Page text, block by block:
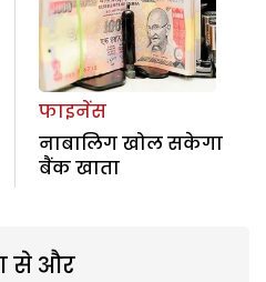
फाइनेंस
नाबालिग खोल सकेगा
बैंक खाता
से और